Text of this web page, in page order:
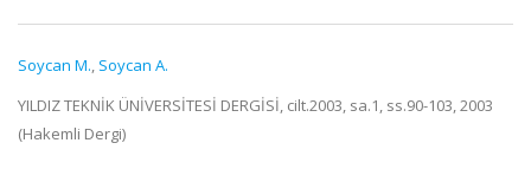
Soycan M., Soycan A.
YILDIZ TEKNİK ÜNİVERSİTESİ DERGİSİ, cilt.2003, sa.1, ss.90-103, 2003
(Hakemli Dergi)